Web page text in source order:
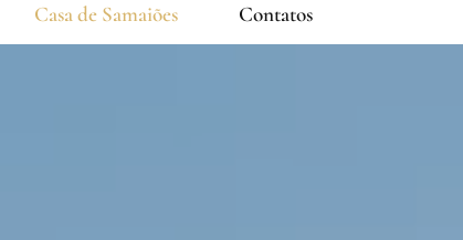
Casa de Samaiões Contatos